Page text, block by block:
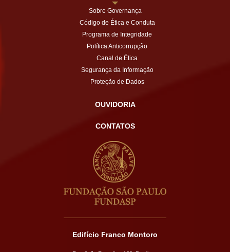
Sobre Governança
Código de Ética e Conduta
Programa de Integridade
Política Anticorrupção
Canal de Ética
Segurança da Informação
Proteção de Dados
OUVIDORIA
CONTATOS
Edifício Franco Montoro